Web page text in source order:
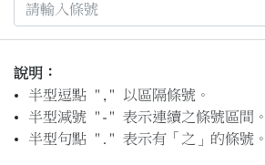
說明：
半型逗點 "," 以區隔條號。
半型減號 "-" 表示連續之條號區間。
半型句點 "." 表示有「之」的條號。